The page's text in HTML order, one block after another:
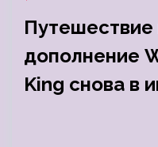
Путешествие
дополнение
King снова в